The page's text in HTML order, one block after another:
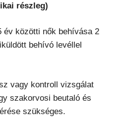
részleg)
év közötti nők behívása 2
behívó levéllel
vagy kontroll vizsgálat
szakorvosi beutaló és
szükséges.